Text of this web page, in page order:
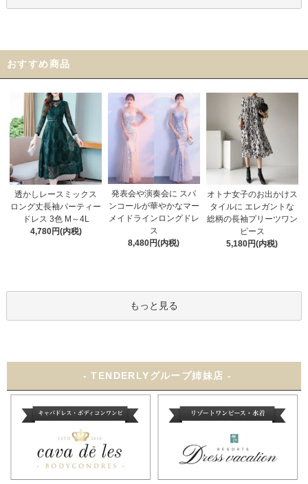
おすすめ商品
透かしレースミックス
ロング丈長袖パーティー
ドレス 3色 M～4L
4,780円(内税)
発表会や演奏会に スパ
ンコールが華やかなマー
メイドラインロングドレ
ス
8,480円(内税)
オトナ女子のお出かけス
タイルに エレガントな
総柄の長袖プリーツワン
ピース
5,180円(内税)
もっと見る
- TENDERLYグループ姉妹店 -